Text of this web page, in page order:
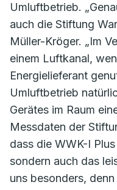
Umluftbetrieb.
auch die Stiftung
Müller-Kröger. „Im
einem Luftkanal,
Energielieferant
Umluftbetrieb
Gerätes im Raum
Messdaten der
dass die WWK-I
sondern auch das
uns besonders,